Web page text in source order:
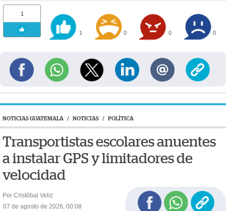
1
1 0 0 0
NOTICIAS GUATEMALA / NOTICIAS / POLÍTICA
Transportistas escolares anuentes
a instalar GPS y limitadores de
velocidad
Por Cristóbal Veliz
07 de agosto de 2026, 00:08